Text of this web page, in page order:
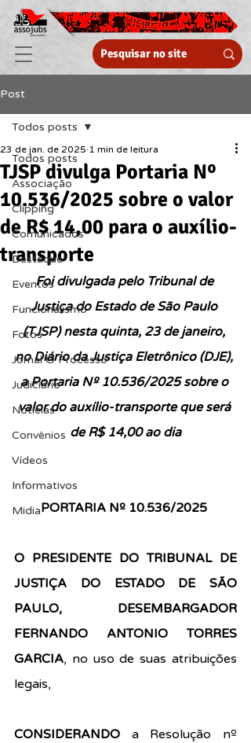
Post
Todos posts
Associação
Clipping
Comunicados
Destaque
Eventos
Funcionalismo
Fotos
Jornal O Processo
Judiciário
Notícias
Convênios
Vídeos
Informativos
Midia
Todos posts
TJSP divulga Portaria Nº
10.536/2025 sobre o valor
de R$ 14,00 para o auxílio-
transporte
23 de jan. de 2025 1 min de leitura
Foi divulgada pelo Tribunal de
Justiça do Estado de São Paulo
(TJSP) nesta quinta, 23 de janeiro,
no Diário da Justiça Eletrônico (DJE),
a Portaria Nº 10.536/2025 sobre o
valor do auxílio-transporte que será
de R$ 14,00 ao dia
PORTARIA Nº 10.536/2025
O PRESIDENTE DO TRIBUNAL DE
JUSTIÇA DO ESTADO DE SÃO
PAULO, DESEMBARGADOR
FERNANDO ANTONIO TORRES
GARCIA, no uso de suas atribuições
legais,
CONSIDERANDO a Resolução nº